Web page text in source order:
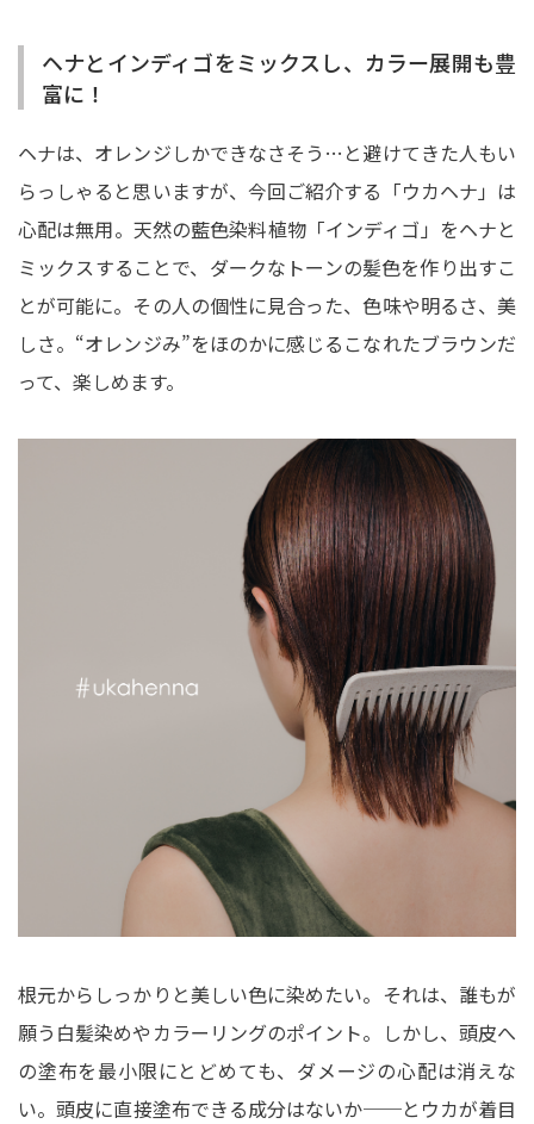
ヘナとインディゴをミックスし、カラー展開も豊
富に！
ヘナは、オレンジしかできなさそう…と避けてきた人もい
らっしゃると思いますが、今回ご紹介する「ウカヘナ」は
心配は無用。天然の藍色染料植物「インディゴ」をヘナと
ミックスすることで、ダークなトーンの髪色を作り出すこ
とが可能に。その人の個性に見合った、色味や明るさ、美
しさ。“オレンジみ”をほのかに感じるこなれたブラウンだ
って、楽しめます。
根元からしっかりと美しい色に染めたい。それは、誰もが
願う白髪染めやカラーリングのポイント。しかし、頭皮へ
の塗布を最小限にとどめても、ダメージの心配は消えな
い。頭皮に直接塗布できる成分はないか──とウカが着目